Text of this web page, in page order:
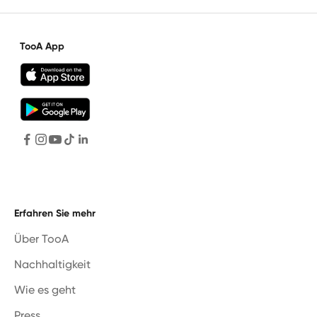
TooA App
Erfahren Sie mehr
Über TooA
Nachhaltigkeit
Wie es geht